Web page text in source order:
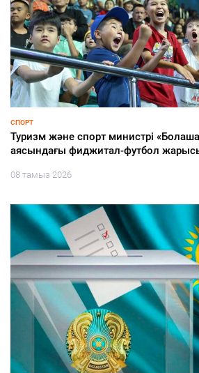
СПОРТ
Туризм және спорт министрі
аясындағы фиджитал-футбол
08 тамыз 2026